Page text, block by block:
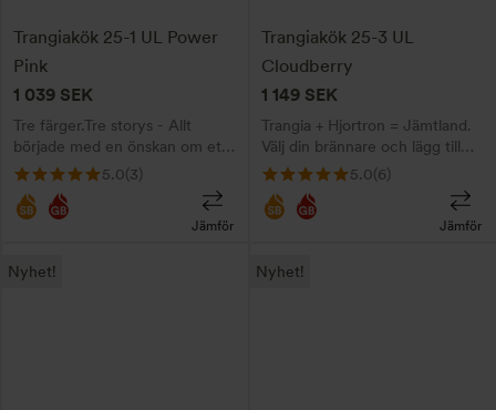
Trangiakök 25-1 UL Power
Pink
1 039 SEK
Tre färger.Tre storys - Allt
började med en önskan om ett
glittrigt rosa kök …
5.0(3)
olika
alternativen
kan
väljas
på
produktsidan
Jämför
Trangiakök 25-3 UL
Cloudberry
1 149 SEK
Trangia + Hjortron = Jämtland.
Välj din brännare och lägg till
gravyr här!
5.0(6)
olika
alternativen
kan
väljas
på
produktsidan
Jämför
Nyhet!
här
Nyhet!
här